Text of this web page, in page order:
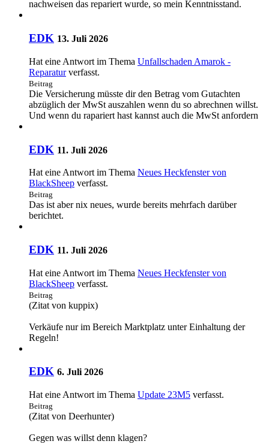
nachweisen das repariert wurde, so mein Kenntnisstand.
EDK 13. Juli 2026
Hat eine Antwort im Thema Unfallschaden Amarok -
Reparaturverfasst.
Beitrag
Die Versicherung müsste dir den Betrag vom Gutachten
abzüglich der MwSt auszahlen wenn du so abrechnen willst.
Und wenn du rapariert hast kannst auch die MwSt anfordern
EDK 11. Juli 2026
Hat eine Antwort im Thema Neues Heckfenster von
BlackSheep verfasst.
Beitrag
Das ist aber nix neues, wurde bereits mehrfach darüber
berichtet.
EDK 11. Juli 2026
Hat eine Antwort im Thema Neues Heckfenster von
BlackSheep verfasst.
Beitrag
(Zitat von kuppix)
Verkäufe nur im Bereich Marktplatz unter Einhaltung der
Regeln!
EDK 6. Juli 2026
Hat eine Antwort im Thema Update 23M5 verfasst.
Beitrag
(Zitat von Deerhunter)
Gegen was willst denn klagen?